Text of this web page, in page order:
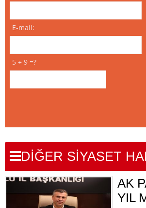
E-mail:
5 + 9 =?
DİĞER SİYASET
AK
YIL